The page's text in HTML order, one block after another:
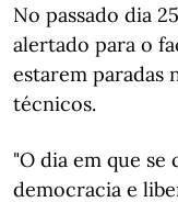
No passado dia
alertado para o
estarem paradas
técnicos.
"O dia em que se
democracia e